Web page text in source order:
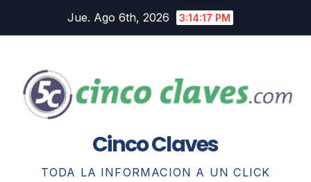
Jue. Ago 6th, 2026 3:14:18 PM
Cinco Claves
TODA LA INFORMACION A UN CLICK